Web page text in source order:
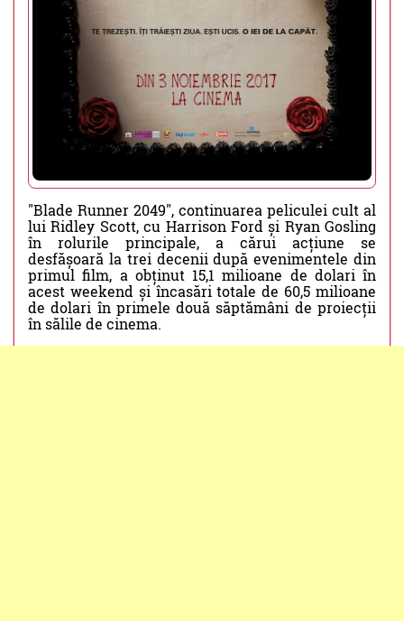
"Blade Runner 2049", continuarea peliculei cult al
lui Ridley Scott, cu Harrison Ford și Ryan Gosling
în rolurile principale, a cărui acțiune se
desfășoară la trei decenii după evenimentele din
primul film, a obținut 15,1 milioane de dolari în
acest weekend și încasări totale de 60,5 milioane
de dolari în primele două săptămâni de proiecții
în sălile de cinema.